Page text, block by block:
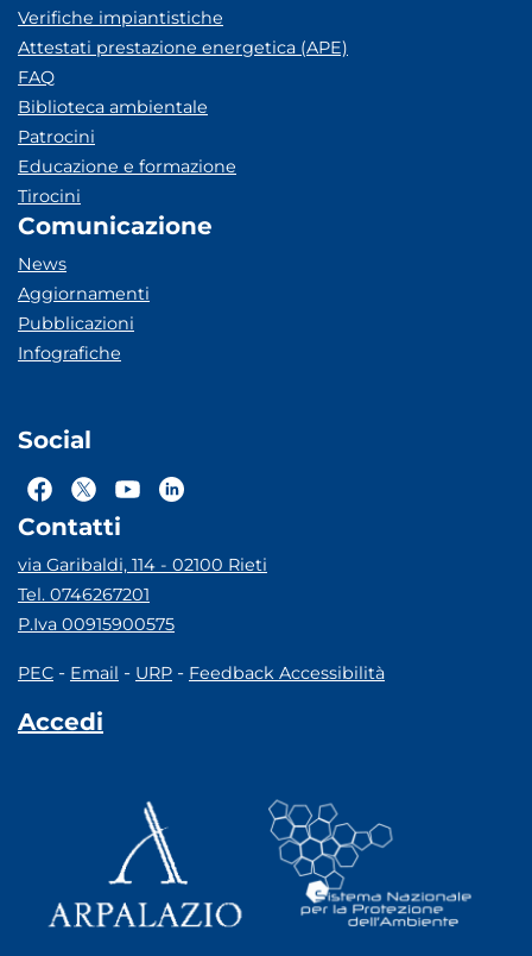
Verifiche impiantistiche
Attestati prestazione energetica (APE)
FAQ
Biblioteca ambientale
Patrocini
Educazione e formazione
Tirocini
Comunicazione
News
Aggiornamenti
Pubblicazioni
Infografiche
Social
Contatti
via Garibaldi, 114 - 02100 Rieti
Tel. 0746267201
P.Iva 00915900575
PEC - Email - URP - Feedback Accessibilità
Accedi